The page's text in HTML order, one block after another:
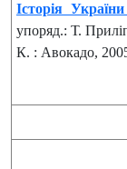
Історія
упоряд.: Т.
К. : Авокадо,